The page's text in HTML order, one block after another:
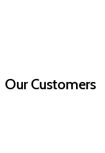
Our Customers